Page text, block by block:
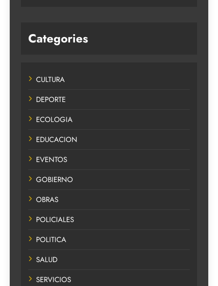
Categories
CULTURA
DEPORTE
ECOLOGIA
EDUCACION
EVENTOS
GOBIERNO
OBRAS
POLICIALES
POLITICA
SALUD
SERVICIOS